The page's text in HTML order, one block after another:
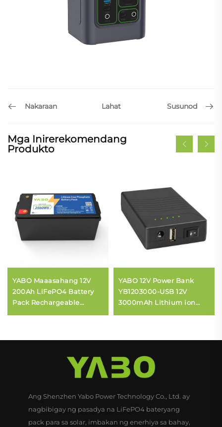
Nakaraan Lahat Susunod
Mga Inirerekomendang
Produkto
YABO Maaasahang 12V
200Ah LiFePO4 Battery
Pack Rechargeable
YABO 12V Power Bank
YB1203000-USB 12V
3000mAh Lithium ion
Ang Shenzhen Yabo Power Technology Co., Ltd. ay
nagbibigay ng pasadya na LiFePO4 bateryang
pack para sa solar, imbakan ng enerhiya sa bahay,